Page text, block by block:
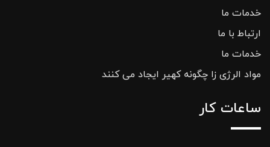
خدمات ما
ارتباط با ما
خدمات ما
مواد الرژی زا چگونه کهیر ایجاد می کنند
ساعات کار